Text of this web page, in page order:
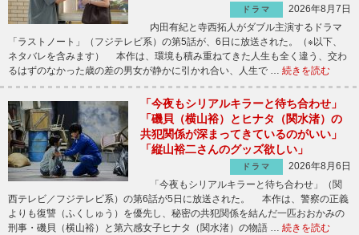
ドラマ
2026年8月7日
内田有紀と寺西拓人がダブル主演するドラマ
「ラストノート」（フジテレビ系）の第5話が、6日に放送された。（※以下、
ネタバレを含みます） 本作は、環境も積み重ねてきた人生も全く違う、交わ
るはずのなかった歳の差の男女が静かに引かれ合い、人生で … 続きを読む
「今夜もシリアルキラーと待ち合わせ」
「磯貝（横山裕）とヒナタ（関水渚）の
共犯関係が深まってきているのがいい」
「縦山裕二さんのグッズ欲しい」
ドラマ
2026年8月6日
「今夜もシリアルキラーと待ち合わせ」（関
西テレビ／フジテレビ系）の第6話が5日に放送された。 本作は、警察の正義
よりも復讐（ふくしゅう）を優先し、秘密の共犯関係を結んだ一匹おおかみの
刑事・磯貝（横山裕）と第六感女子ヒナタ（関水渚）の物語 … 続きを読む